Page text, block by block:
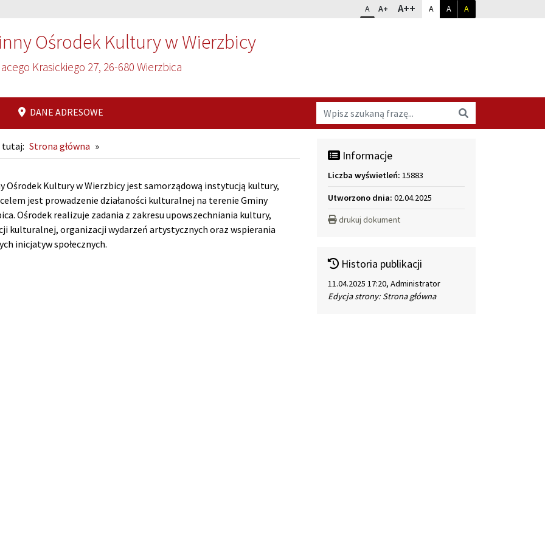
Zmień rozmiar czcionki
A rozmiar standardowy
A+ rozmiar powiększony
A++rozmiar największy
Dopasuj kontrast
A kontrast standardowy
A kontrast biały na czarnym
A
Ośrodek Kultury w Wierzbicy
Krasickiego 27, 26-680 Wierzbica
DANE ADRESOWE Wyszukaj na stronie
tutaj: Strona główna »
główna
Ośrodek Kultury w Wierzbicy jest samorządową instytucją kultury,
jest prowadzenie działaności kulturalnej na terenie Gminy
Ośrodek realizuje zadania z zakresu upowszechniania kultury,
kulturalnej, organizacji wydarzeń artystycznych oraz wspierania
inicjatyw społecznych.
Informacje
Liczba wyświetleń: 15883
Utworzono dnia: 02.04.2025
drukuj dokument
Historia publikacji
11.04.2025 17:20, Administrator
Edycja strony: Strona główna